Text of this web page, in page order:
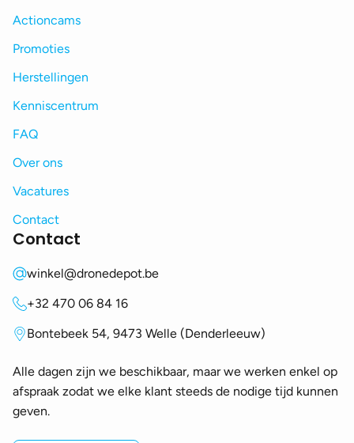
Actioncams
Promoties
Herstellingen
Kenniscentrum
FAQ
Over ons
Vacatures
Contact
Contact
winkel@dronedepot.be
+32 470 06 84 16
Bontebeek 54, 9473 Welle (Denderleeuw)
Alle dagen zijn we beschikbaar, maar we werken enkel op
afspraak zodat we elke klant steeds de nodige tijd kunnen
geven.